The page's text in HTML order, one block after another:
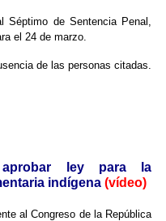
Séptimo de Sentencia Penal,
el 24 de marzo.
de las personas citadas.
aprobar ley para la
indígena (vídeo)
al Congreso de la República